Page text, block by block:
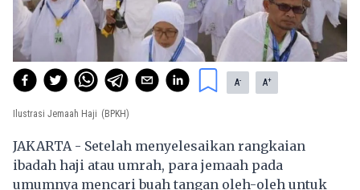
A- A+
Ilustrasi Jemaah Haji (BPKH)
JAKARTA - Setelah menyelesaikan rangkaian
ibadah haji atau umrah, para jemaah pada
umumnya mencari buah tangan oleh-oleh untuk